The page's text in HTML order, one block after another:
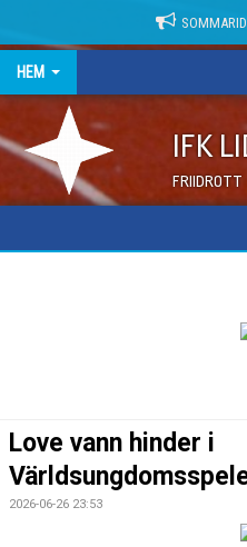
HEM
IFK
FRIIDROTT
Love vann hinder i
2026-06-26 23:53